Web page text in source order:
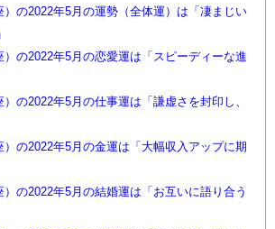
）の2022年5月の運勢（全体運）は「凄まじい
）の2022年5月の恋愛運は「スピーディーな進
の2022年5月の仕事運は「謙虚さを封印し、
）の2022年5月の金運は「大幅収入アップに期
の2022年5月の結婚運は「お互いに語り合う